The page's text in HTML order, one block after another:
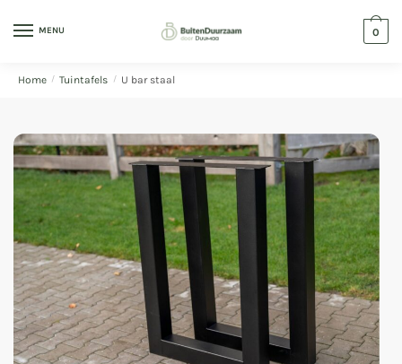
MENU 0
Home / Tuintafels / U bar staal